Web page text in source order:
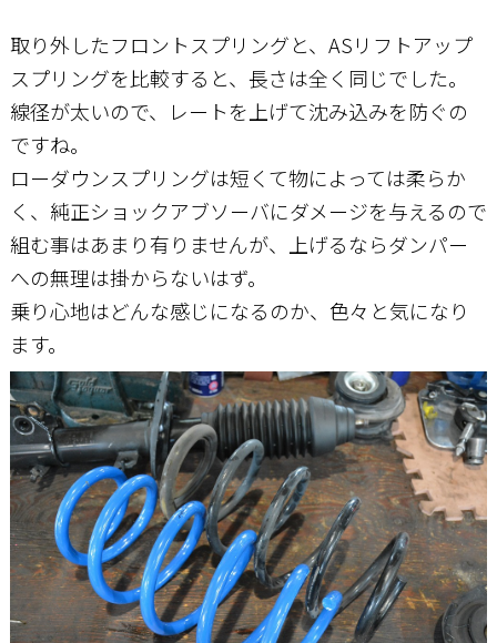
取り外したフロントスプリングと、ASリフトアップ
スプリングを比較すると、長さは全く同じでした。
線径が太いので、レートを上げて沈み込みを防ぐの
ですね。
ローダウンスプリングは短くて物によっては柔らか
く、純正ショックアブソーバにダメージを与えるので
組む事はあまり有りませんが、上げるならダンパー
への無理は掛からないはず。
乗り心地はどんな感じになるのか、色々と気になり
ます。